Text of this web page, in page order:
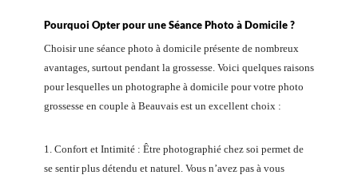
Pourquoi Opter pour une Séance Photo à Domicile ?
Choisir une séance photo à domicile présente de nombreux
avantages, surtout pendant la grossesse. Voici quelques raisons
pour lesquelles un photographe à domicile pour votre photo
grossesse en couple à Beauvais est un excellent choix :
1. Confort et Intimité : Être photographié chez soi permet de
se sentir plus détendu et naturel. Vous n’avez pas à vous